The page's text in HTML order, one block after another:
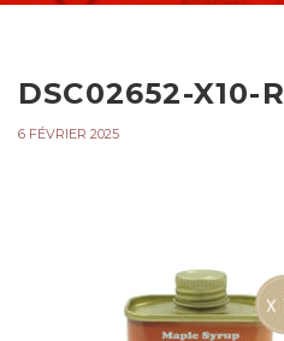
DSC02652-X10-R
6 FÉVRIER 2025